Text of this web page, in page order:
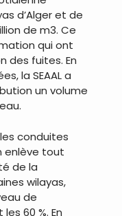
d’Alger et de
de m3. Ce
qui ont
des fuites. En
la SEAAL a
un volume
conduites
enlève tout
de la
wilayas,
de
60 %. En